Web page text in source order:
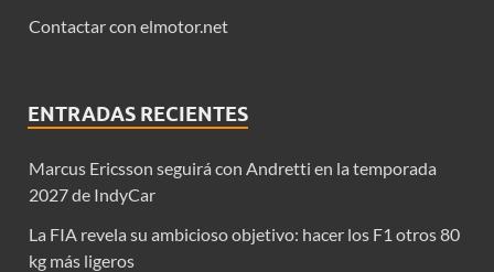
Contactar con elmotor.net
ENTRADAS RECIENTES
Marcus Ericsson seguirá con Andretti en la temporada
2027 de IndyCar
La FIA revela su ambicioso objetivo: hacer los F1 otros 80
kg más ligeros